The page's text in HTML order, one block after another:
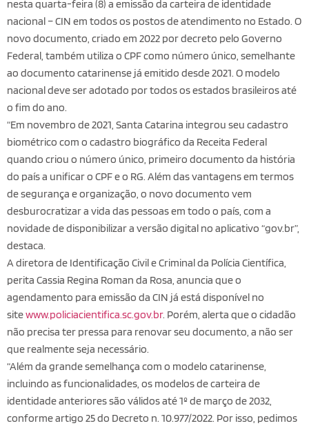
nesta quarta-feira (8) a emissão da carteira de identidade
nacional – CIN em todos os postos de atendimento no Estado. O
novo documento, criado em 2022 por decreto pelo Governo
Federal, também utiliza o CPF como número único, semelhante
ao documento catarinense já emitido desde 2021. O modelo
nacional deve ser adotado por todos os estados brasileiros até
o fim do ano.
“Em novembro de 2021, Santa Catarina integrou seu cadastro
biométrico com o cadastro biográfico da Receita Federal
quando criou o número único, primeiro documento da história
do país a unificar o CPF e o RG. Além das vantagens em termos
de segurança e organização, o novo documento vem
desburocratizar a vida das pessoas em todo o país, com a
novidade de disponibilizar a versão digital no aplicativo “gov.br”,
destaca.
A diretora de Identificação Civil e Criminal da Polícia Científica,
perita Cassia Regina Roman da Rosa, anuncia que o
agendamento para emissão da CIN já está disponível no
sitewww.policiacientifica.sc.gov.br. Porém, alerta que o cidadão
não precisa ter pressa para renovar seu documento, a não ser
que realmente seja necessário.
“Além da grande semelhança com o modelo catarinense,
incluindo as funcionalidades, os modelos de carteira de
identidade anteriores são válidos até 1º de março de 2032,
conforme artigo 25 do Decreto n. 10.977/2022. Por isso, pedimos